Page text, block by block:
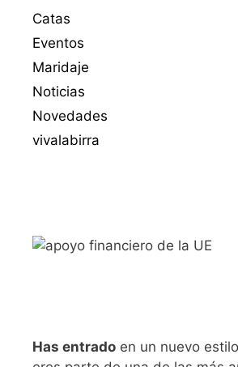
Catas
Eventos
Maridaje
Noticias
Novedades
vivalabirra
Has entrado en un nuevo